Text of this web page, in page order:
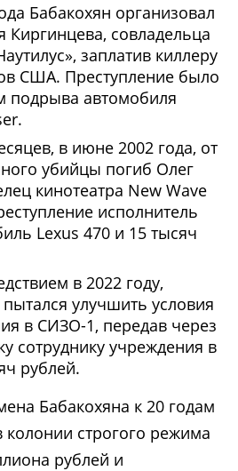
Бабакохян организовал
Киргинцева, совладельца
заплатив киллеру
США. Преступление было
подрыва автомобиля
в июне 2002 года, от
убийцы погиб Олег
кинотеатра New Wave
исполнитель
Lexus 470 и 15 тысяч
в 2022 году,
улучшить условия
в СИЗО-1, передав через
сотруднику учреждения в
рублей.
Бабакохяна к 20 годам
строгого режима
рублей и